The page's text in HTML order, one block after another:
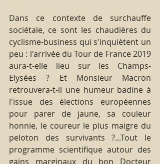
Dans ce contexte de surchauffe
sociétale, ce sont les chaudières du
cyclisme-business qui s'inquiètent un
peu : l'arrivée du Tour de France 2019
aura-t-elle lieu sur les Champs-
Elysées ? Et Monsieur Macron
retrouvera-t-il une humeur badine à
l'issue des élections européennes
pour parer de jaune, sa couleur
honnie, le coureur le plus maigre du
peloton des survivants ?...Tout le
programme scientifique autour des
gains marginaux du bon Docteur